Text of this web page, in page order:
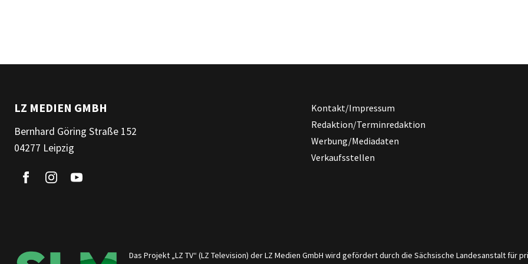
LZ MEDIEN GMBH
Bernhard Göring Straße 152
04277 Leipzig
Kontakt/Impressum
Redaktion/Terminredaktion
Werbung/Mediadaten
Verkaufsstellen
Das Projekt „LZ TV“ (LZ Television) der LZ Medien GmbH wird gefördert durch die Sächsische Landesanstalt für